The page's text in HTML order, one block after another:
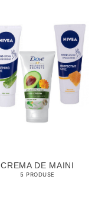
CREMA DE MAINI
5 PRODUSE